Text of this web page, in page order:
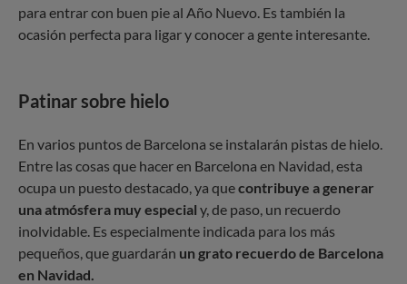
para entrar con buen pie al Año Nuevo. Es también la
ocasión perfecta para ligar y conocer a gente interesante.
Patinar sobre hielo
En varios puntos de Barcelona se instalarán pistas de hielo.
Entre las cosas que hacer en Barcelona en Navidad, esta
ocupa un puesto destacado, ya quecontribuye a generar
una atmósfera muy especial y, de paso, un recuerdo
inolvidable. Es especialmente indicada para los más
pequeños, que guardarán un grato recuerdo de Barcelona
en Navidad.